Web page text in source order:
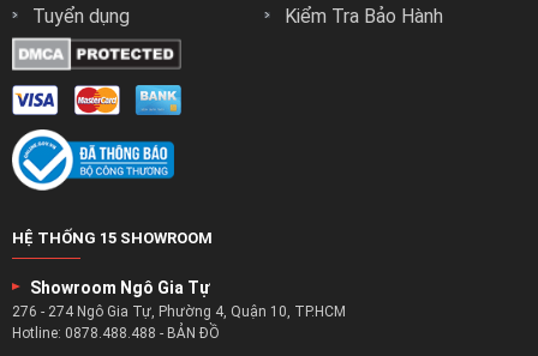
Tuyển dụng
Kiểm Tra Bảo Hành
HỆ THỐNG 15 SHOWROOM
Showroom Ngô Gia Tự
276 - 274 Ngô Gia Tự, Phường 4, Quận 10, TP.HCM
Hotline: 0878.488.488 - BẢN ĐỒ